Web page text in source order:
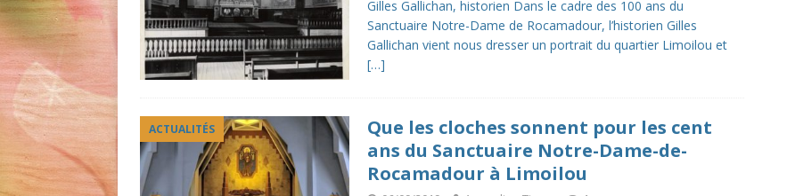
Gilles Gallichan, historien Dans le cadre des 100 ans du
Sanctuaire Notre-Dame de Rocamadour, l’historien Gilles
Gallichan vient nous dresser un portrait du quartier Limoilou et
[…]
ACTUALITÉS
Que les cloches sonnent pour les cent
ans du Sanctuaire Notre-Dame-de-
Rocamadour à Limoilou